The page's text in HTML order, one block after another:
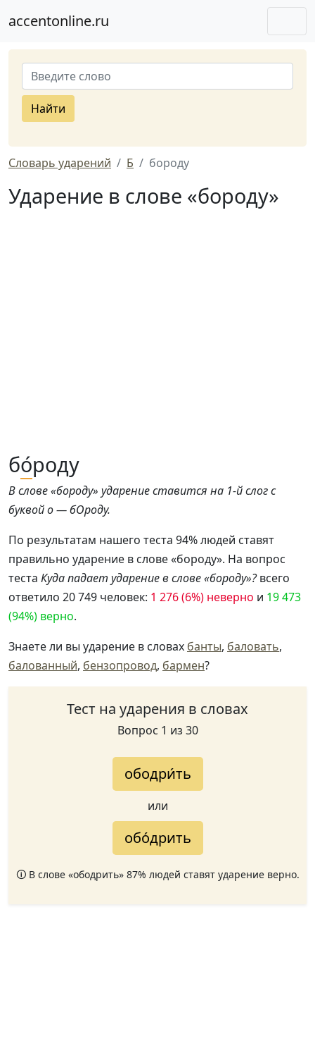
accentonline.ru
Найти
Словарь ударений Б бороду
Ударение в слове «бороду»
бо́роду
В слове «бороду» ударение ставится на 1-й слог с
буквой о — бОроду.
По результатам нашего теста 94% людей ставят
правильно ударение в слове «бороду». На вопрос
теста Куда падает ударение в слове «бороду»?всего
ответило 20 749 человек: 1 276 (6%) неверно и 19 473
(94%) верно.
Знаете ли вы ударение в словах банты, баловать,
балованный, бензопровод, бармен?
Тест на ударения в словах
Вопрос 1 из 30
ободри́ть
или
обо́дрить
🛈 В слове «ободрить» 87% людей ставят ударение верно.